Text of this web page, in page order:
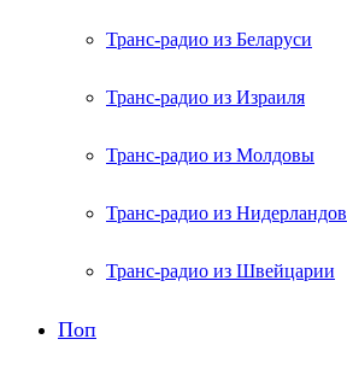
Транс-радио из Беларуси
Транс-радио из Израиля
Транс-радио из Молдовы
Транс-радио из Нидерландов
Транс-радио из Швейцарии
Поп